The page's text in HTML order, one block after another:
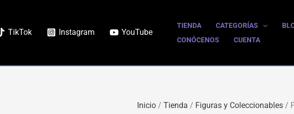
TikTok Instagram YouTube
TIENDA CATEGORÍAS
CONÓCENOS
CUENTA
Inicio /Tienda / Figuras y Coleccionables /